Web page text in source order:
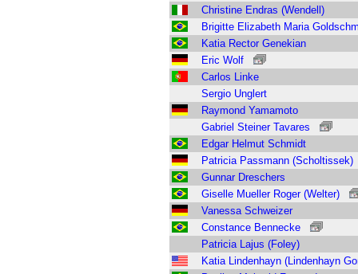
Christine Endras (Wendell)
Brigitte Elizabeth Maria
Katia Rector Genekian
Eric Wolf
Carlos Linke
Sergio Unglert
Raymond Yamamoto
Gabriel Steiner Tavares
Edgar Helmut Schmidt
Patricia Passmann (Scholtissek)
Gunnar Dreschers
Giselle Mueller Roger (Welter)
Vanessa Schweizer
Constance Bennecke
Patricia Lajus (Foley)
Katia Lindenhayn (Lindenhayn